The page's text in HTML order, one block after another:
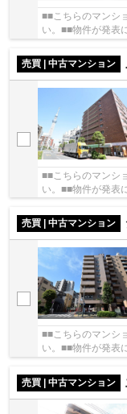
■■こちらのマンシ
い。■■物件が発表
売買 | 中古マンション
■■こちらのマンシ
い。■■物件が発表
売買 | 中古マンション
■■こちらのマンシ
い。■■物件が発表
売買 | 中古マンション